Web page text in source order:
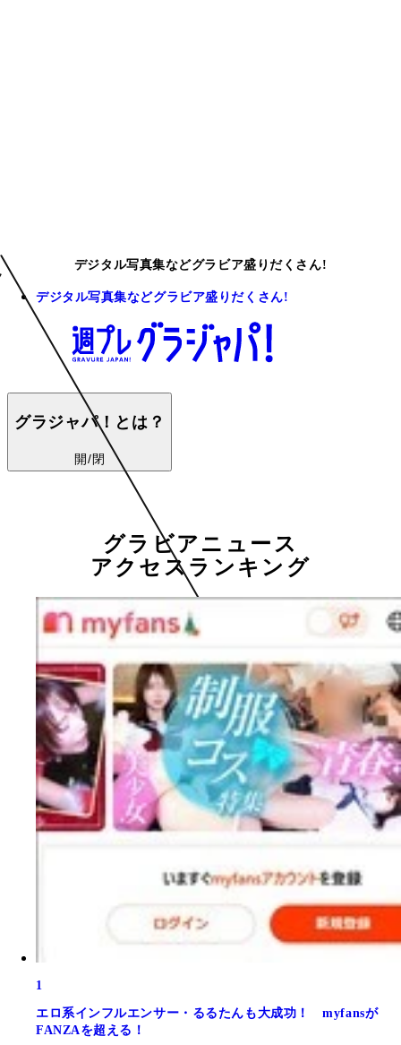
デジタル写真集などグラビア盛りだくさん!
デジタル写真集などグラビア盛りだくさん!
グラジャパ！とは？
開/閉
グラビアニュース
アクセスランキング
1
エロ系インフルエンサー・るるたんも大成功！ myfansが
FANZAを超える！